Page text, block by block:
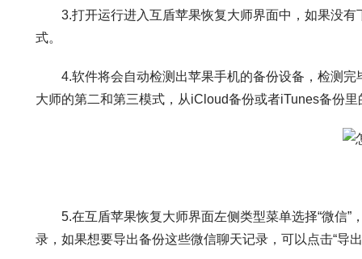
3.打开运行进入互盾苹果恢复大师界面中，如果没有
式。
4.软件将会自动检测出苹果手机的备份设备，检测完
大师的第二和第三模式，从iCloud备份或者iTunes备份
5.在互盾苹果恢复大师界面左侧类型菜单选择“微信”
录，如果想要导出备份这些微信聊天记录，可以点击“导